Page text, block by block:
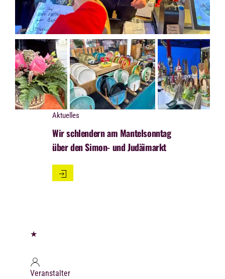
Aktuelles
Wir schlendern am Mantelsonntag
über den Simon- und Judäimarkt
★
Veranstalter